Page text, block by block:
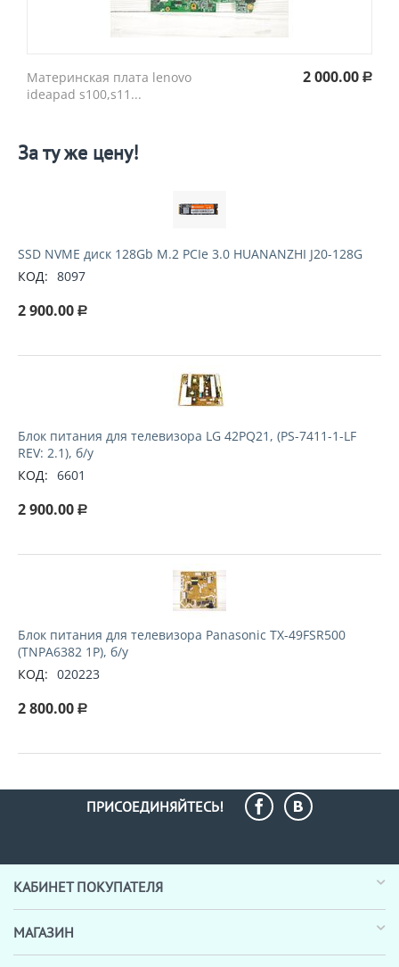
Материнская плата lenovo
ideapad s100,s11...
2 000.00 Р
За ту же цену!
SSD NVME диск 128Gb M.2 PCIe 3.0 HUANANZHI J20-128G
КОД: 8097
2 900.00 Р
Блок питания для телевизора LG 42PQ21, (PS-7411-1-LF
REV: 2.1), б/у
КОД: 6601
2 900.00 Р
Блок питания для телевизора Panasonic TX-49FSR500
(TNPA6382 1P), б/у
КОД: 020223
2 800.00 Р
ПРИСОЕДИНЯЙТЕСЬ!
КАБИНЕТ ПОКУПАТЕЛЯ
МАГАЗИН